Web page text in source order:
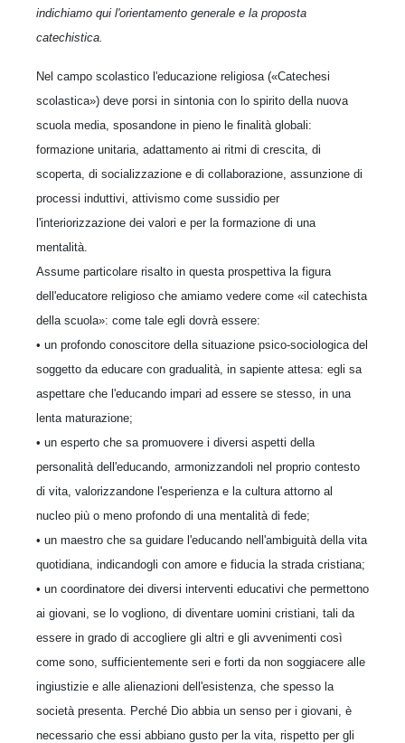
indichiamo qui l'orientamento generale e la proposta
catechistica.
Nel campo scolastico l'educazione religiosa («Catechesi
scolastica») deve porsi in sintonia con lo spirito della nuova
scuola media, sposandone in pieno le finalità globali:
formazione unitaria, adattamento ai ritmi di crescita, di
scoperta, di socializzazione e di collaborazione, assunzione di
processi induttivi, attivismo come sussidio per
l'interiorizzazione dei valori e per la formazione di una
mentalità.
Assume particolare risalto in questa prospettiva la figura
dell'educatore religioso che amiamo vedere come «il catechista
della scuola»: come tale egli dovrà essere:
• un profondo conoscitore della situazione psico-sociologica del
soggetto da educare con gradualità, in sapiente attesa: egli sa
aspettare che l'educando impari ad essere se stesso, in una
lenta maturazione;
• un esperto che sa promuovere i diversi aspetti della
personalità dell'educando, armonizzandoli nel proprio contesto
di vita, valorizzandone l'esperienza e la cultura attorno al
nucleo più o meno profondo di una mentalità di fede;
• un maestro che sa guidare l'educando nell'ambiguità della vita
quotidiana, indicandogli con amore e fiducia la strada cristiana;
• un coordinatore dei diversi interventi educativi che permettono
ai giovani, se lo vogliono, di diventare uomini cristiani, tali da
essere in grado di accogliere gli altri e gli avvenimenti così
come sono, sufficientemente seri e forti da non soggiacere alle
ingiustizie e alle alienazioni dell'esistenza, che spesso la
società presenta. Perché Dio abbia un senso per i giovani, è
necessario che essi abbiano gusto per la vita, rispetto per gli